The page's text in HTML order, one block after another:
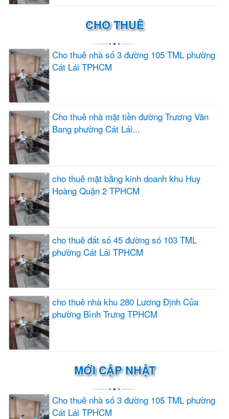
CHO THUÊ
Cho thuê nhà số 3 đường 105 TML phường
Cát Lái TPHCM
Cho thuê nhà mặt tiền đường Trương Văn
Bang phường Cát Lái...
cho thuê mặt bằng kinh doanh khu Huy
Hoàng Quận 2 TPHCM
cho thuê đất số 45 đường số 103 TML
phường Cát Lái TPHCM
cho thuê nhà khu 280 Lương Định Của
phường Bình Trưng TPHCM
MỚI CẬP NHẬT
Cho thuê nhà số 3 đường 105 TML phường
Cát Lái TPHCM